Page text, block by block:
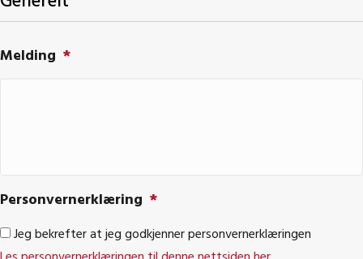
Melding *
Personvernerklæring *
Jeg bekrefter at jeg godkjenner personvernerklæringen